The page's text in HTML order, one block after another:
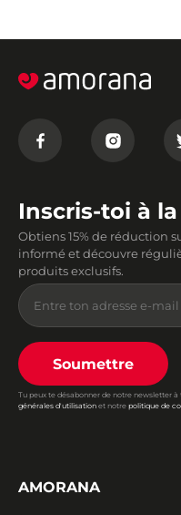
Inscris-toi à
Obtiens 15% de réduction
informé et découvre
produits exclusifs.
Soumettre
Tu peux te désabonner de notre newsletter
générales d'utilisation et notre politique de
AMORANA